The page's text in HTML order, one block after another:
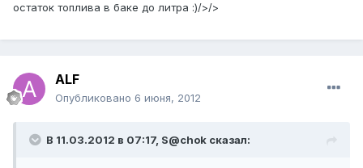
остаток топлива в баке до литра :)/>/>
ALF
Опубликовано 6 июня, 2012
В 11.03.2012 в 07:17, S@chok сказал: